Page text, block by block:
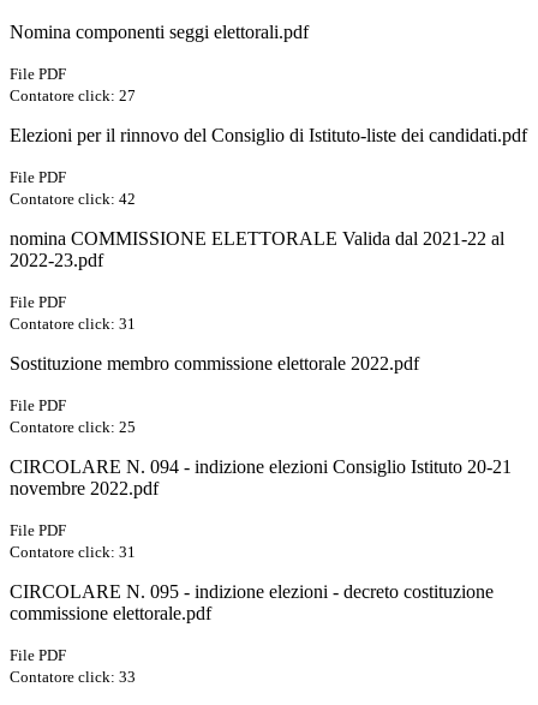
Nomina componenti seggi elettorali.pdf
File PDF
Contatore click: 27
Elezioni per il rinnovo del Consiglio di Istituto-liste dei candidati.pdf
File PDF
Contatore click: 42
nomina COMMISSIONE ELETTORALE Valida dal 2021-22 al
2022-23.pdf
File PDF
Contatore click: 31
Sostituzione membro commissione elettorale 2022.pdf
File PDF
Contatore click: 25
CIRCOLARE N. 094 - indizione elezioni Consiglio Istituto 20-21
novembre 2022.pdf
File PDF
Contatore click: 31
CIRCOLARE N. 095 - indizione elezioni - decreto costituzione
commissione elettorale.pdf
File PDF
Contatore click: 33